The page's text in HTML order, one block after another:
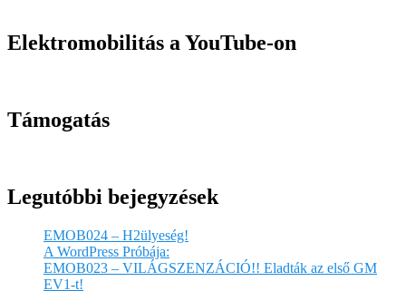
Elektromobilitás a YouTube-on
Támogatás
Legutóbbi bejegyzések
EMOB024 – H2ülyeség!
A WordPress Próbája:
EMOB023 – VILÁGSZENZÁCIÓ!! Eladták az első GM
EV1-t!